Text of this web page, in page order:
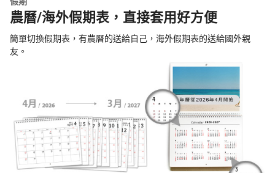
農曆/海外假期表，直接套用好方便
簡單切換假期表，有農曆的送給自己，海外假期表的送給國外親
友。